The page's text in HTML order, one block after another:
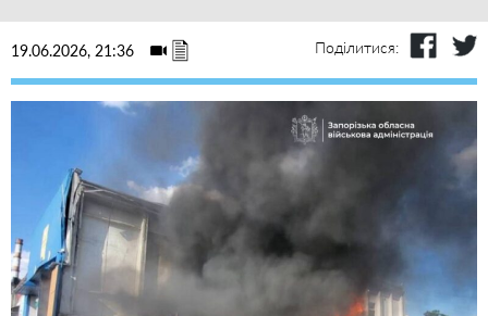
19.06.2026, 21:36 Поділитися: